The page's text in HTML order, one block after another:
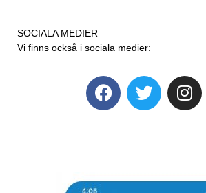
SOCIALA MEDIER
Vi finns också i sociala medier: